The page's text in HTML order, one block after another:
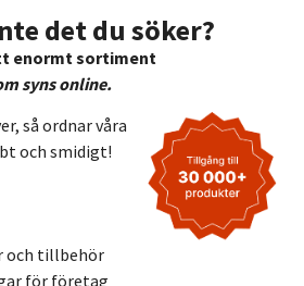
Färgband Brady B30-
R10000-RD RÖD
kr Exkl. moms
Lägg I Kundvagn
Offertförfrågan
det du söker?
enormt sortiment
syns online.
så ordnar våra
och smidigt!
och tillbehör
för företag